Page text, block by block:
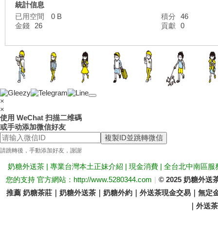
外
送
統計信息
已用空間
0 B 積分
46
金錢
26 貢獻 0
×
×
使用 WeChat 扫描二维碼
或手动添加微信好友
複製ID並跳轉微信
請跳轉後，手動添加好友，謝謝
奶糖外送茶 | 專業台灣本土正妹介紹 | 現金消費 | 全台北中南區
您的支持 官方網站：http://www.5280344.com | © 2025 奶糖外送
推薦 奶糖茶莊｜奶糖外送茶｜奶糖外約｜外送茶現金交易｜無
｜外送